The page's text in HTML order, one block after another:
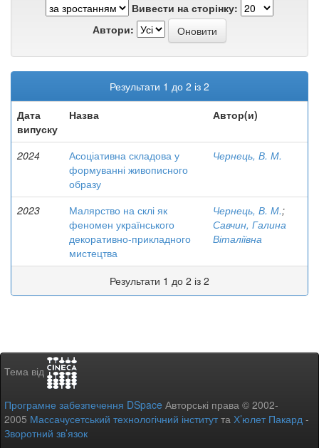
Вивести на сторінку:
Автори:
Результати 1 до 2 із 2
Дата
випуску
Назва Автор(и)
2024
Асоціативна складова у
формуванні живописного
образу
Чернець, В. М.
2023
Малярство на склі як
феномен українського
декоративно-прикладного
мистецтва
Чернець, В. М.;
Савчин, Галина
Віталіївна
Результати 1 до 2 із 2
Тема від
Програмне забезпечення DSpace Авторські права © 2002-
2005 Массачусетський технологічний інститутта Х’юлет Пакард -
Зворотний зв’язок